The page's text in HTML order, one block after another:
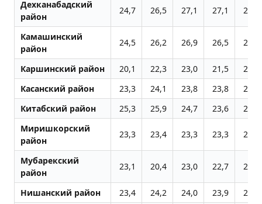
Дехканабадский
район
24,7 26,5 27,1 27,1 27,4
Камашинский
район
24,5 26,2 26,9 26,5 24,8
Каршинский район 20,1 22,3 23,0 21,5
20,9
Касанский район
23,3 24,1 23,8 23,8
23,5
Китабский район
25,3 25,9 24,7 23,6
23,3
Миришкорский
район
23,3 23,4 23,3 23,3 24,3
Мубарекский
район
23,1 20,4 23,0 22,7 21,1
Нишанский район 23,4 24,2 24,0 23,9
25,1